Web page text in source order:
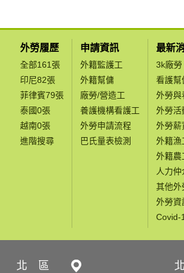
外勞履歷
全部161張
印尼82張
菲律賓79張
泰國0張
越南0張
進階搜尋
申請資訊
外籍監護工
外籍幫傭
廠勞/營造工
養護機構看護工
外勞申請流程
巴氏量表檢測
最新
3k廠勞
看護幫
外勞與
外勞活
外勞薪
外籍漁
外籍農
人力
其他外
外勞資
Covid-
北 區